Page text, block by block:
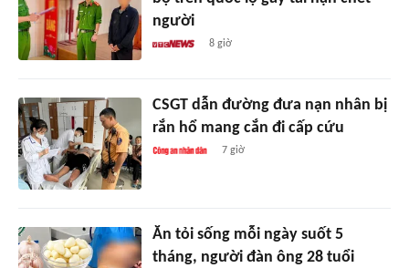
người
8 giờ
CSGT dẫn đường đưa nạn nhân bị
rắn hổ mang cắn đi cấp cứu
7 giờ
Ăn tỏi sống mỗi ngày suốt 5
tháng, người đàn ông 28 tuổi